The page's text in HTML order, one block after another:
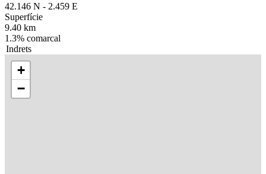
42.146 N - 2.459 E
Superfície
9.40 km
1.3% comarcal
Indrets
+
−